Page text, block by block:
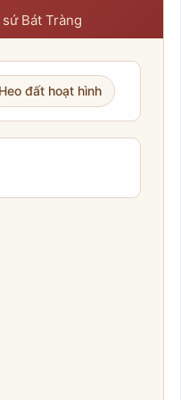
Bát Tràng
Heo đất hoạt hình